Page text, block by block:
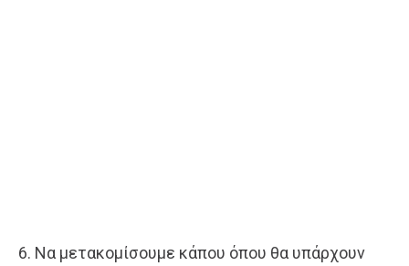
6. Να μετακομίσουμε κάπου όπου θα υπάρχουν